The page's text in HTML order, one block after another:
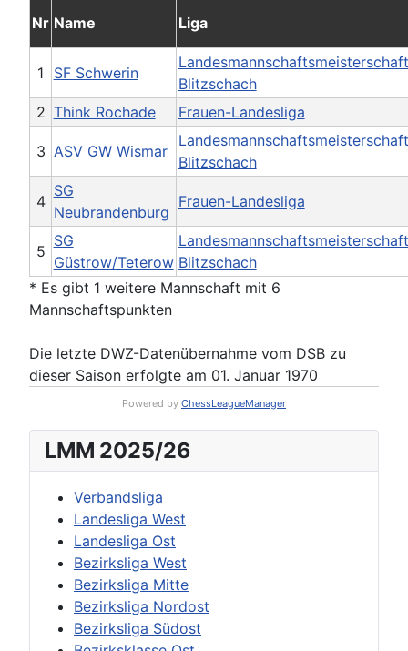
Nr Name Liga
1 SF Schwerin
Landesmannschaftsmeisterschaft
Blitzschach
2 Think Rochade Frauen-Landesliga
3 ASV GW Wismar
Landesmannschaftsmeisterschaft
Blitzschach
4
SG
Neubrandenburg
Frauen-Landesliga
5
SG
Güstrow/Teterow
Landesmannschaftsmeisterschaft
Blitzschach
* Es gibt 1 weitere Mannschaft mit 6
Mannschaftspunkten
Die letzte DWZ-Datenübernahme vom DSB zu
dieser Saison erfolgte am 01. Januar 1970
Powered by ChessLeagueManager
LMM 2025/26
Verbandsliga
Landesliga West
Landesliga Ost
Bezirksliga West
Bezirksliga Mitte
Bezirksliga Nordost
Bezirksliga Südost